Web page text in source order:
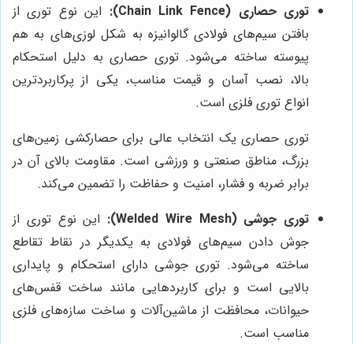
توری حصاری (Chain Link Fence):
این نوع توری از
بافتن سیم‌های فولادی گالوانیزه به شکل لوزی‌های به هم
پیوسته ساخته می‌شود. توری حصاری به دلیل استحکام
بالا، نصب آسان و قیمت مناسب، یکی از پرکاربردترین
انواع توری فلزی است.
توری حصاری یک انتخاب عالی برای حصارکشی زمین‌های
بزرگ، مناطق صنعتی و ورزشی است. مقاومت بالای آن در
برابر ضربه و فشار، امنیت و حفاظت را تضمین می‌کند.
توری جوشی (Welded Wire Mesh):
این نوع توری از
جوش دادن سیم‌های فولادی به یکدیگر در نقاط تقاطع
ساخته می‌شود. توری جوشی دارای استحکام و پایداری
بالایی است و برای کاربردهایی مانند ساخت قفس‌های
حیوانات، محافظت از ماشین‌آلات و ساخت سازه‌های فلزی
مناسب است.